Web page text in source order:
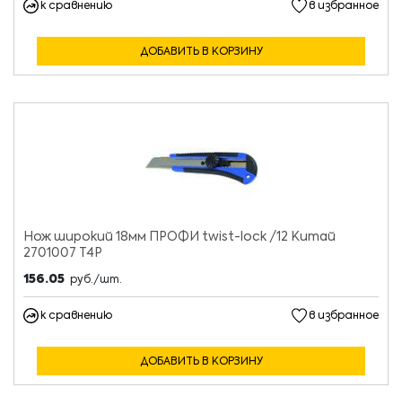
к сравнению в избранное
ДОБАВИТЬ В КОРЗИНУ
Нож широкий 18мм ПРОФИ twist-lock /12 Китай
2701007 Т4Р
156.05 руб./шт.
к сравнению в избранное
ДОБАВИТЬ В КОРЗИНУ